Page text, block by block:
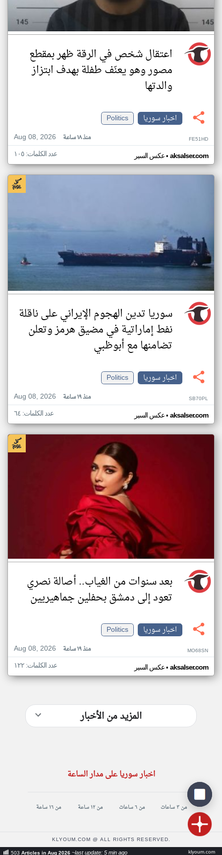
اعتقال شخص في الرقة ظهر بمقطع
مصور وهو يعنّف طفلة بهدف ابتزاز
والدتها
اخبار سوريا
Politics
Aug 08, 2026
منذ ١٨ ساعة FE51HD
عكس السير• aksalser.com عدد الكلمات: ١٠٥
سوريا تدين الهجوم الإيراني على ناقلة
نفط إماراتية في مضيق هرمز وتعلن
تضامنها مع أبوظبي
اخبار سوريا
Politics
Aug 08, 2026
منذ ١٩ ساعة SB70PL
عكس السير• aksalser.com عدد الكلمات: ٦٤
بعد سنوات من الغياب.. أصالة نصري
تعود إلى دمشق بحفلين جماهيريين
اخبار سوريا
Politics
Aug 08, 2026
منذ ١٩ ساعة MO68SN
عكس السير• aksalser.com عدد الكلمات: ١٢٢
المزيد من الأخبار
اخبار سوريا على مدار الساعة
من ٣ ساعات من ٦ ساعات من ١٢ ساعة من ١٦ ساعة
KLYOUM.COM @ ALL RIGHTS RESERVED.
klyoum.com